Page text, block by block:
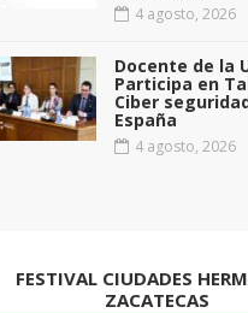
4 agosto, 2026
Docente de la
Participa en
Ciber
España
4 agosto, 2026
FESTIVAL CIUDADES
ZACATECAS